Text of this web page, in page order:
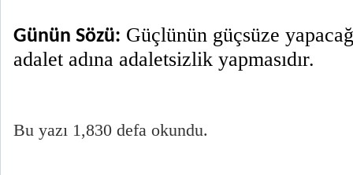
Günün Sözü: Güçlünün güçsüze
adalet adına adaletsizlik yapmasıdır.
Bu yazı 1,830 defa okundu.